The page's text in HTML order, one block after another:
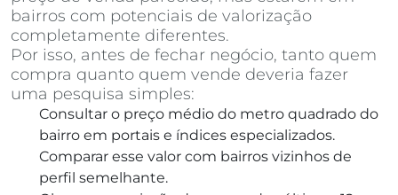
bairros com potenciais de valorização
completamente diferentes.
Por isso, antes de fechar negócio, tanto quem
compra quanto quem vende deveria fazer
uma pesquisa simples:
Consultar o preço médio do metro quadrado do
bairro em portais e índices especializados.
Comparar esse valor com bairros vizinhos de
perfil semelhante.